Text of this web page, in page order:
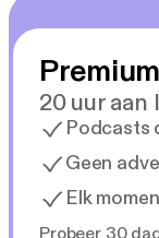
Premium
20 uur
Podcasts
Geen
Elk
Probeer 30